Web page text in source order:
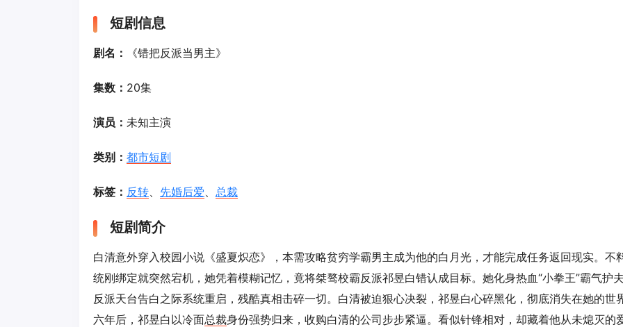
短剧信息
剧名： 《错把反派当男主》
集数： 20集
演员： 未知主演
类别： 都市短剧
标签： 反转、 先婚后爱、 总裁
短剧简介
白清意外穿入校园小说《盛夏炽恋》，本需攻略贫穷学霸男主成为他的白月光，才能完成任务返回现实。不
统刚绑定就突然宕机，她凭着模糊记忆，竟将桀骜校霸反派祁昱白错认成目标。她化身热血“小拳王”霸气护夫
反派天台告白之际系统重启，残酷真相击碎一切。白清被迫狠心决裂，祁昱白心碎黑化，彻底消失在她的世界
六年后，祁昱白以冷面总裁身份强势归来，收购白清的公司步步紧逼。看似针锋相对，却藏着他从未熄灭的